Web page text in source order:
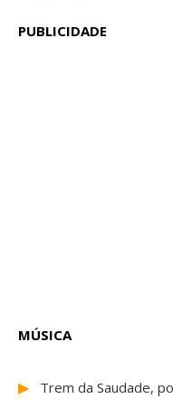
PUBLICIDADE
MÚSICA
▶ Trem da Saudade,